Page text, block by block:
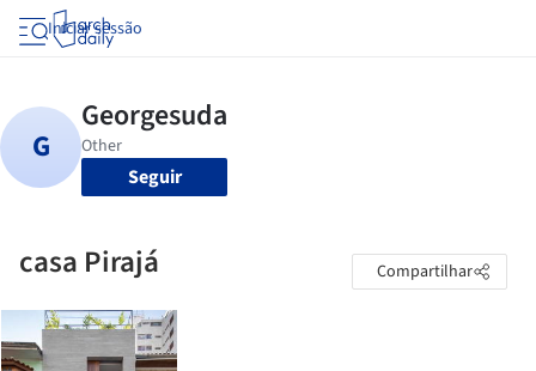
Iniciar sessão
Seguir
casa Pirajá Compartilhar